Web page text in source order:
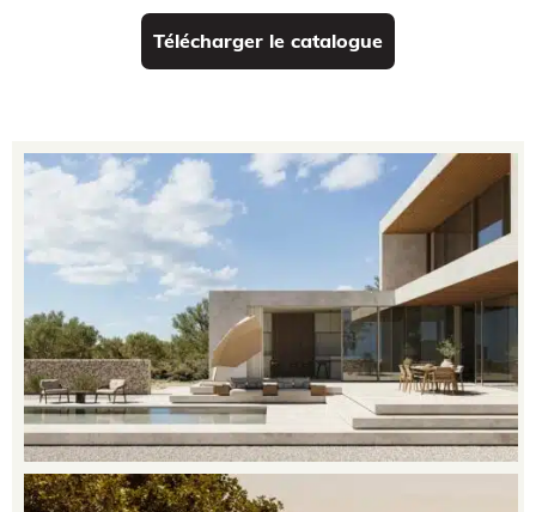
Télécharger le catalogue